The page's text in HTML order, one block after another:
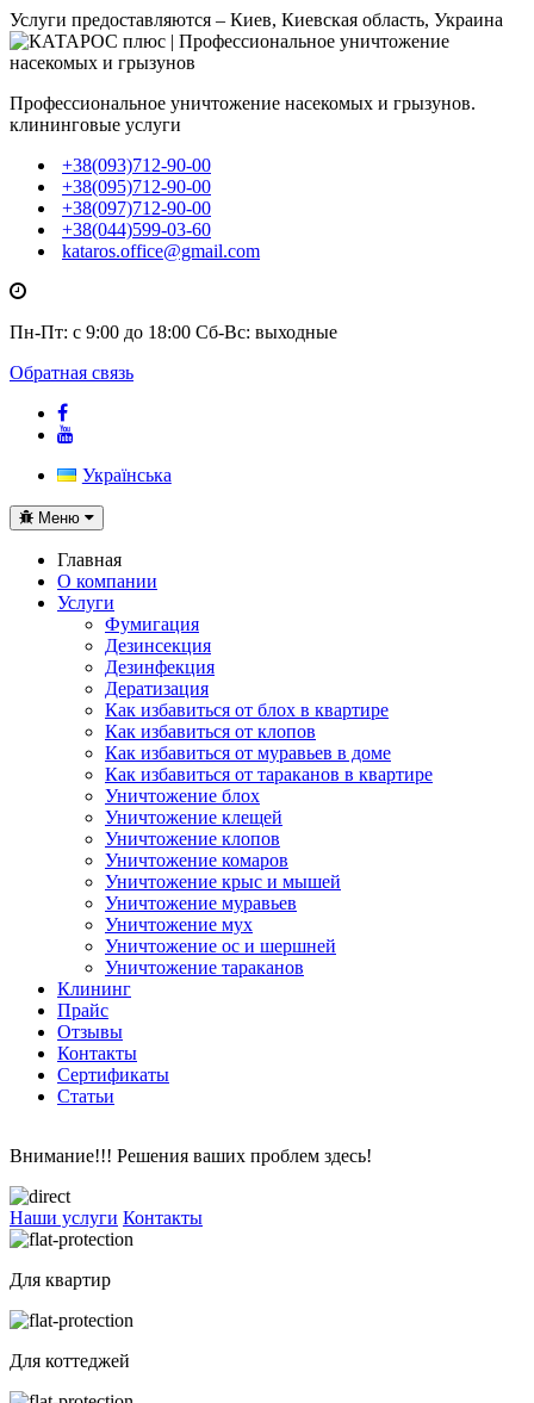
Услуги предоставляются – Киев, Киевская область, Украина
Профессиональное уничтожение насекомых и грызунов.
клининговые услуги
+38(093)712-90-00
+38(095)712-90-00
+38(097)712-90-00
+38(044)599-03-60
kataros.office@gmail.com
Пн-Пт: с 9:00 до 18:00 Сб-Вс: выходные
Обратная связь
Українська
Toggle
navigation
Меню
Главная
О компании
Услуги
Фумигация
Дезинсекция
Дезинфекция
Дератизация
Как избавиться от блох в квартире
Как избавиться от клопов
Как избавиться от муравьев в доме
Как избавиться от тараканов в квартире
Уничтожение блох
Уничтожение клещей
Уничтожение клопов
Уничтожение комаров
Уничтожение крыс и мышей
Уничтожение муравьев
Уничтожение мух
Уничтожение ос и шершней
Уничтожение тараканов
Клининг
Прайс
Отзывы
Контакты
Сертификаты
Статьи
Внимание!!! Решения ваших проблем здесь!
Наши услуги Контакты
Для квартир
Для коттеджей